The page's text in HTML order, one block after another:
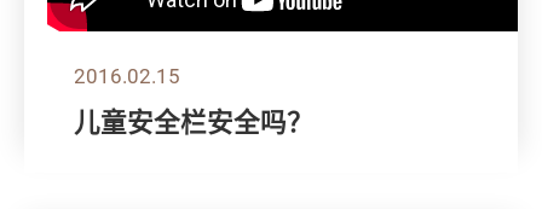
2016.02.15
儿童安全栏安全吗？